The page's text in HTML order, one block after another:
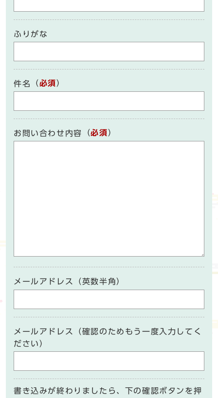
ふりがな
件名 （必須）
お問い合わせ内容 （必須）
メールアドレス（英数半角）
メールアドレス（確認のためもう一度入力してく
ださい）
書き込みが終わりましたら、下の確認ボタンを押